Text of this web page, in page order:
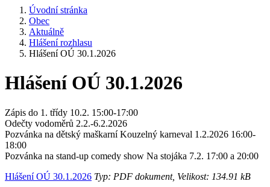
Úvodní stránka
Obec
Aktuálně
Hlášení rozhlasu
Hlášení OÚ 30.1.2026
Hlášení OÚ 30.1.2026
Zápis do 1. třídy 10.2. 15:00-17:00
Odečty vodoměrů 2.2.-6.2.2026
Pozvánka na dětský maškarní Kouzelný karneval 1.2.2026 16:00-
18:00
Pozvánka na stand-up comedy show Na stojáka 7.2. 17:00 a 20:00
Hlášení OÚ 30.1.2026 Typ: PDF dokument, Velikost: 134.91 kB